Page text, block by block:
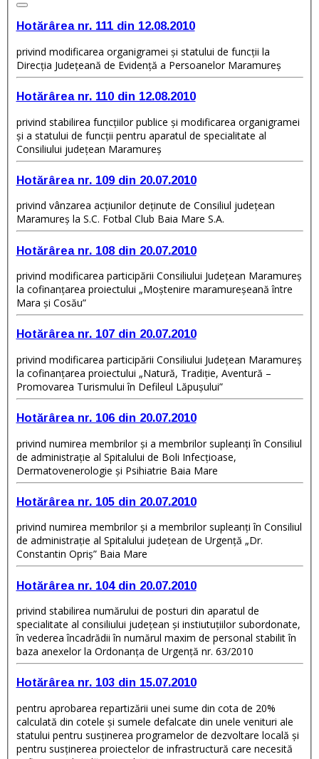
Hotărârea nr. 111 din 12.08.2010
privind modificarea organigramei şi statului de funcţii la
Direcţia Judeţeană de Evidenţă a Persoanelor Maramureş
Hotărârea nr. 110 din 12.08.2010
privind stabilirea funcţiilor publice şi modificarea organigramei
şi a statului de funcţii pentru aparatul de specialitate al
Consiliului judeţean Maramureş
Hotărârea nr. 109 din 20.07.2010
privind vânzarea acţiunilor deţinute de Consiliul judeţean
Maramureş la S.C. Fotbal Club Baia Mare S.A.
Hotărârea nr. 108 din 20.07.2010
privind modificarea participării Consiliului Judeţean Maramureş
la cofinanţarea proiectului „Moştenire maramureşeană între
Mara şi Cosău”
Hotărârea nr. 107 din 20.07.2010
privind modificarea participării Consiliului Judeţean Maramureş
la cofinanţarea proiectului „Natură, Tradiţie, Aventură –
Promovarea Turismului în Defileul Lăpuşului”
Hotărârea nr. 106 din 20.07.2010
privind numirea membrilor şi a membrilor supleanţi în Consiliul
de administraţie al Spitalului de Boli Infecţioase,
Dermatovenerologie şi Psihiatrie Baia Mare
Hotărârea nr. 105 din 20.07.2010
privind numirea membrilor şi a membrilor supleanţi în Consiliul
de administraţie al Spitalului judeţean de Urgenţă „Dr.
Constantin Opriş” Baia Mare
Hotărârea nr. 104 din 20.07.2010
privind stabilirea numărului de posturi din aparatul de
specialitate al consiliului judeţean şi instiutuţiilor subordonate,
în vederea încadrădii în numărul maxim de personal stabilit în
baza anexelor la Ordonanţa de Urgenţă nr. 63/2010
Hotărârea nr. 103 din 15.07.2010
pentru aprobarea repartizării unei sume din cota de 20%
calculată din cotele şi sumele defalcate din unele venituri ale
statului pentru susţinerea programelor de dezvoltare locală şi
pentru susţinerea proiectelor de infrastructură care necesită